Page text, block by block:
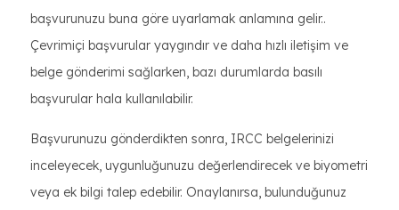
başvurunuzu buna göre uyarlamak anlamına gelir..
Çevrimiçi başvurular yaygındır ve daha hızlı iletişim ve
belge gönderimi sağlarken, bazı durumlarda basılı
başvurular hala kullanılabilir.
Başvurunuzu gönderdikten sonra, IRCC belgelerinizi
inceleyecek, uygunluğunuzu değerlendirecek ve biyometri
veya ek bilgi talep edebilir. Onaylanırsa, bulunduğunuz